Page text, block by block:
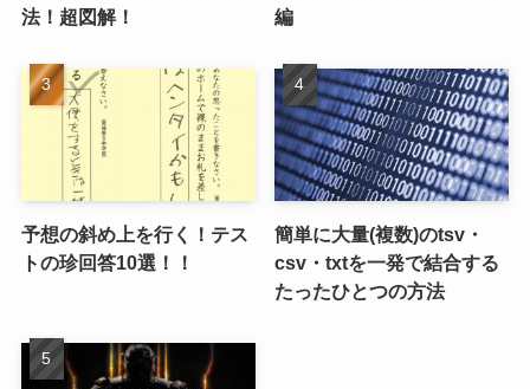
法！超図解！
編
予想の斜め上を行く！テス
トの珍回答10選！！
簡単に大量(複数)のtsv・
csv・txtを一発で結合する
たったひとつの方法